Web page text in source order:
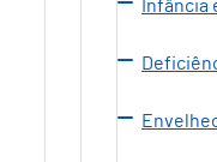
Infância